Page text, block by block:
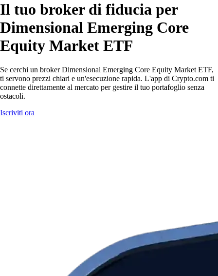
Il tuo broker di fiducia per
Dimensional Emerging Core
Equity Market ETF
Se cerchi un broker Dimensional Emerging Core Equity Market ETF,
ti servono prezzi chiari e un'esecuzione rapida. L'app di Crypto.com ti
connette direttamente al mercato per gestire il tuo portafoglio senza
ostacoli.
Iscriviti ora